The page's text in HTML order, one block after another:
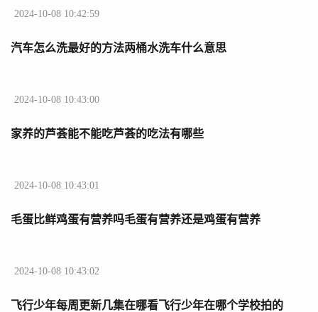
2024-10-08 10:42:59
汽车怎么洗最好的方法两桶水洗车什么意思
2024-10-08 10:43:00
家养的芦荟能不能吃芦荟的吃法有哪些
2024-10-08 10:43:01
毛蛋比鲜鸡蛋有营养吗毛蛋有营养还是鸡蛋有营养
2024-10-08 10:43:02
​​飞行少年每周更新几集在哪看飞行少年在哪个学校拍的